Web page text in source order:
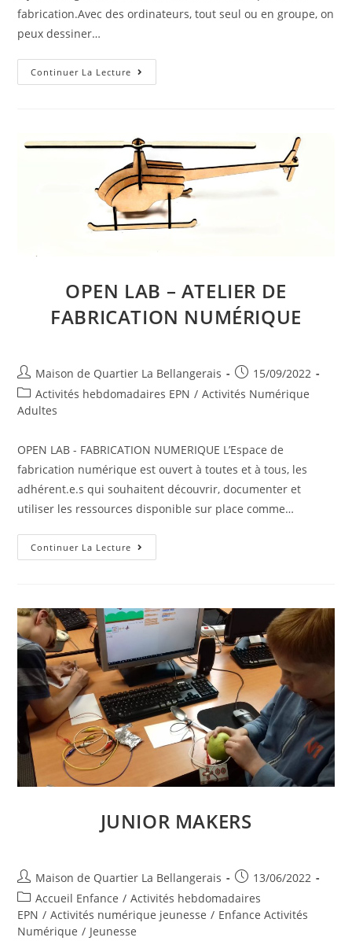
fabrication.Avec des ordinateurs, tout seul ou en groupe, on
peux dessiner…
Continuer La Lecture L’Atelier
Numérique
OPEN LAB – ATELIER DE
FABRICATION NUMÉRIQUE
Auteur/autrice
de
la
Maison de Quartier La Bellangerais
Publication
publiée :
15/09/2022
Post
category:
Activités hebdomadaires EPN / Activités Numérique
Adultes
OPEN LAB - FABRICATION NUMERIQUE L’Espace de
fabrication numérique est ouvert à toutes et à tous, les
adhérent.e.s qui souhaitent découvrir, documenter et
utiliser les ressources disponible sur place comme…
Continuer La Lecture Open
Lab
Numérique
JUNIOR MAKERS
Auteur/autrice
de
la
publication :
Maison de Quartier La Bellangerais
Publication
publiée :
13/06/2022
Post
category:
Accueil Enfance / Activités hebdomadaires
EPN / Activités numérique jeunesse / Enfance Activités
Numérique / Jeunesse